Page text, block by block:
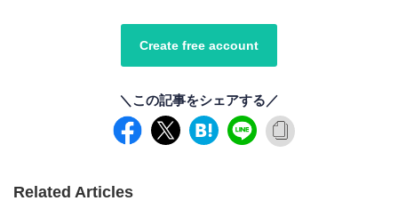
Create free account
＼この記事をシェアする／
Related Articles